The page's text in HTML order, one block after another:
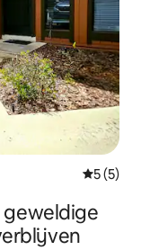
5 (5)
geweldige